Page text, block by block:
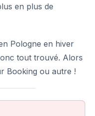
en plus de
Pologne en hiver
tout trouvé. Alors
Booking ou autre !